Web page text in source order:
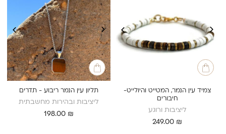
צמיד עין הנמר, המטייט והיולייט-
חיבורים
ליציבות ורוגע
249.00 ₪
תליון עין הנמר ריבוע - תדרים
ליציבות ובהירות מחשבתית
198.00 ₪